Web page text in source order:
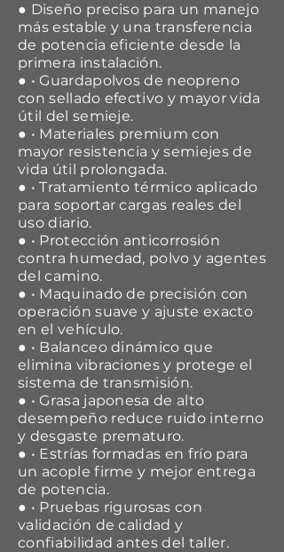
● Diseño preciso para un manejo
más estable y una transferencia
de potencia eficiente desde la
primera instalación.
● • Guardapolvos de neopreno
con sellado efectivo y mayor vida
útil del semieje.
● • Materiales premium con
mayor resistencia y semiejes de
vida útil prolongada.
● • Tratamiento térmico aplicado
para soportar cargas reales del
uso diario.
● • Protección anticorrosión
contra humedad, polvo y agentes
del camino.
● • Maquinado de precisión con
operación suave y ajuste exacto
en el vehículo.
● • Balanceo dinámico que
elimina vibraciones y protege el
sistema de transmisión.
● • Grasa japonesa de alto
desempeño reduce ruido interno
y desgaste prematuro.
● • Estrías formadas en frío para
un acople firme y mejor entrega
de potencia.
● • Pruebas rigurosas con
validación de calidad y
confiabilidad antes del taller.